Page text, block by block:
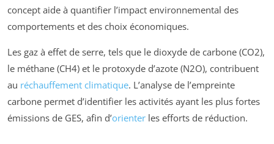
concept aide à quantifier l’impact environnemental des
comportements et des choix économiques.
Les gaz à effet de serre, tels que le dioxyde de carbone (CO2),
le méthane (CH4) et le protoxyde d’azote (N2O), contribuent
au réchauffement climatique. L’analyse de l’empreinte
carbone permet d’identifier les activités ayant les plus fortes
émissions de GES, afin d’orienter les efforts de réduction.